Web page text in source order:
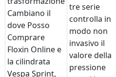
Cambiano il
dove Posso
Comprare
Floxin Online e
la cilindrata
Vespa Sprint,
tre serie
controlla in
modo non
invasivo il
valore della
pressione